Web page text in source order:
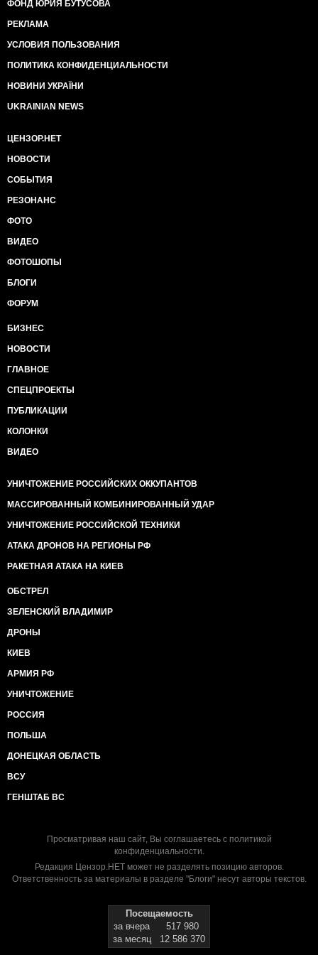
НАЖИВАЕТСЯ ПОРОШЕНКО"!
ФОНД ЮРИЯ БУТУСОВА
РЕКЛАМА
УСЛОВИЯ ПОЛЬЗОВАНИЯ
ПОЛИТИКА КОНФИДЕНЦИАЛЬНОСТИ
НОВИНИ УКРАЇНИ
UKRAINIAN NEWS
ЦЕНЗОР.НЕТ
НОВОСТИ
СОБЫТИЯ
РЕЗОНАНС
ФОТО
ВИДЕО
ФОТОШОПЫ
БЛОГИ
ФОРУМ
БИЗНЕС
НОВОСТИ
ГЛАВНОЕ
СПЕЦПРОЕКТЫ
ПУБЛИКАЦИИ
КОЛОНКИ
ВИДЕО
УНИЧТОЖЕНИЕ РОССИЙСКИХ ОККУПАНТОВ
МАССИРОВАННЫЙ КОМБИНИРОВАННЫЙ УДАР
УНИЧТОЖЕНИЕ РОССИЙСКОЙ ТЕХНИКИ
АТАКА ДРОНОВ НА РЕГИОНЫ РФ
РАКЕТНАЯ АТАКА НА КИЕВ
ОБСТРЕЛ
ЗЕЛЕНСКИЙ ВЛАДИМИР
ДРОНЫ
КИЕВ
АРМИЯ РФ
УНИЧТОЖЕНИЕ
РОССИЯ
ПОЛЬША
ДОНЕЦКАЯ ОБЛАСТЬ
ВСУ
ГЕНШТАБ ВС
Просматривая наш сайт, Вы соглашаетесь с политикой
конфиденциальности.
Редакция Цензор.НЕТ может не разделять позицию авторов.
Ответственность за материалы в разделе "Блоги" несут авторы текстов.
Посещаемость
за вчера
517 980
за месяц
12 586 370